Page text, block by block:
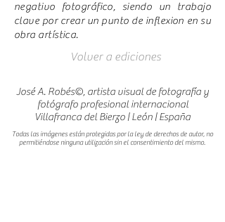
negativo fotográfico, siendo un trabajo
clave por crear un punto de inflexion en su
obra artística.
Volver a ediciones
José A. Robés©, artista visual de fotografía y
fotógrafo profesional internacional
Villafranca del Bierzo | León | España
Todas las imágenes están protegidas por la ley de derechos de autor, no
permitiéndose ninguna utilización sin el consentimiento del mismo.